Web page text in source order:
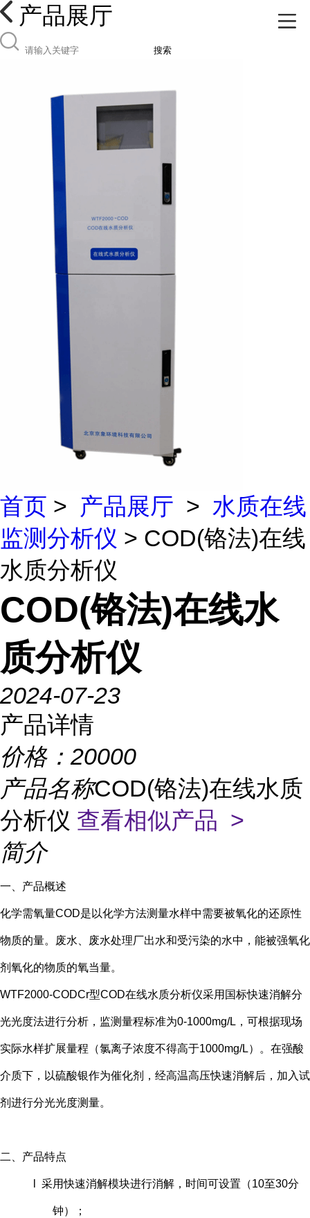
产品展厅
搜索
首页 > 产品展厅 > 水质在线
监测分析仪 > COD(铬法)在线
水质分析仪
COD(铬法)在线水
质分析仪
2024-07-23
产品详情
价格： 20000
产品名称COD(铬法)在线水质
分析仪 查看相似产品 >
简介
一、产品概述
化学需氧量COD是以化学方法测量水样中需要被氧化的还原性
物质的量。废水、废水处理厂出水和受污染的水中，能被强氧化
剂氧化的物质的氧当量。
WTF2000-CODCr型COD在线水质分析仪采用国标快速消解分
光光度法进行分析，监测量程标准为0-1000mg/L，可根据现场
实际水样扩展量程（氯离子浓度不得高于1000mg/L）。在强酸
介质下，以硫酸银作为催化剂，经高温高压快速消解后，加入试
剂进行分光光度测量。
二、产品特点
l 采用快速消解模块进行消解，时间可设置（10至30分
钟）；